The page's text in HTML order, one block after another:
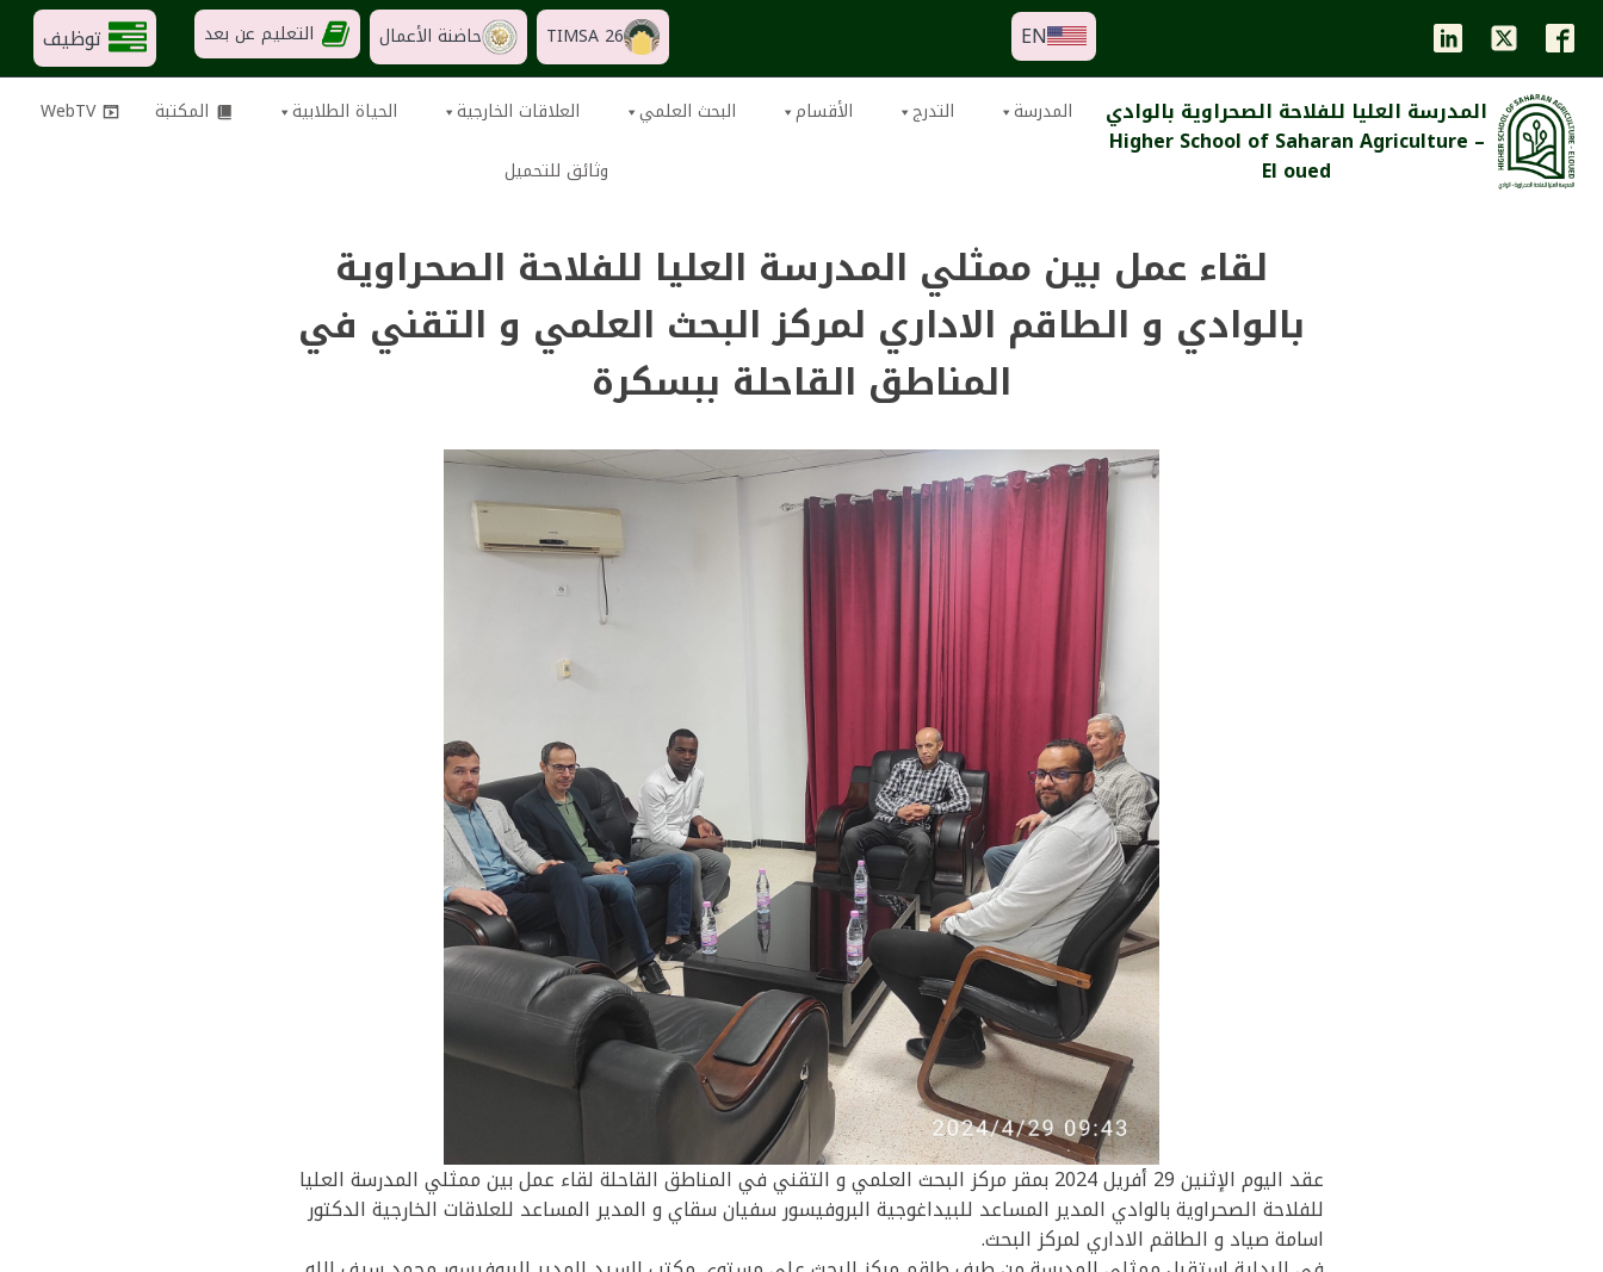
EN
TIMSA 26 حاضنة الأعمال التعليم عن بعد
توظيف
المدرسة العليا للفلاحة الصحراوية بالوادي
Higher School of Saharan Agriculture –
El oued
المدرسة التدرج الأقسام البحث العلمي العلاقات الخارجية الحياة الطلابية المكتبة
WebTV
وثائق للتحميل
لقاء عمل بين ممثلي المدرسة العليا للفلاحة الصحراوية
بالوادي و الطاقم الاداري لمركز البحث العلمي و التقني في
المناطق القاحلة ببسكرة
عقد اليوم الإثنين 29 أفريل 2024 بمقر مركز البحث العلمي و التقني في المناطق القاحلة لقاء عمل بين ممثلي المدرسة العليا
للفلاحة الصحراوية بالوادي المدير المساعد للبيداغوجية البروفيسور سفيان سقاي و المدير المساعد للعلاقات الخارجية الدكتور
اسامة صياد و الطاقم الاداري لمركز البحث.